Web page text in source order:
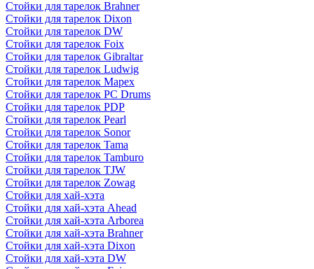
Стойки для тарелок Brahner
Стойки для тарелок Dixon
Стойки для тарелок DW
Стойки для тарелок Foix
Стойки для тарелок Gibraltar
Стойки для тарелок Ludwig
Стойки для тарелок Mapex
Стойки для тарелок PC Drums
Стойки для тарелок PDP
Стойки для тарелок Pearl
Стойки для тарелок Sonor
Стойки для тарелок Tama
Стойки для тарелок Tamburo
Стойки для тарелок TJW
Стойки для тарелок Zowag
Стойки для хай-хэта
Стойки для хай-хэта Ahead
Стойки для хай-хэта Arborea
Стойки для хай-хэта Brahner
Стойки для хай-хэта Dixon
Стойки для хай-хэта DW